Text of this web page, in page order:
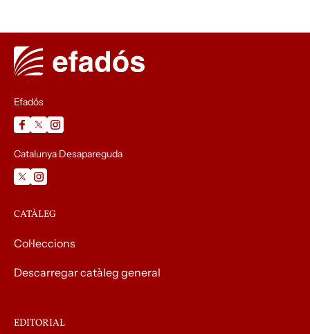
Efadós
Catalunya Desapareguda
CATÀLEG
Col·leccions
Descarregar catàleg general
EDITORIAL